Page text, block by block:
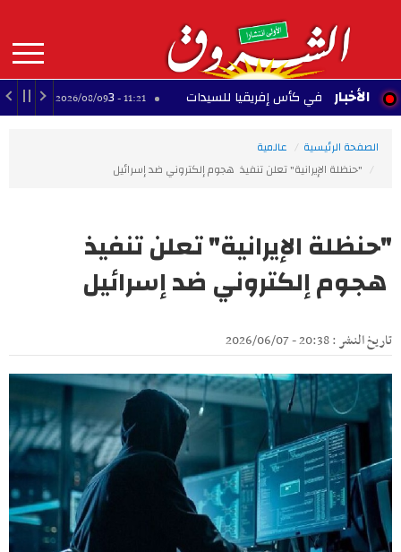
contenu
principal
MAIN
NAVIGATION الأخبار 11:21 - 2026/08/09 3 وجهات محتملة.. إلياس السخيري يقترب من الرحيل عن آينتراخت فرانكفورت
الصفحة الرئيسية
عالمية
"حنظلة الإيرانية" تعلن تنفيذ هجوم إلكتروني ضد إسرائيل
"حنظلة الإيرانية" تعلن تنفيذ
هجوم إلكتروني ضد إسرائيل
تاريخ النشر : 20:38 - 2026/06/07